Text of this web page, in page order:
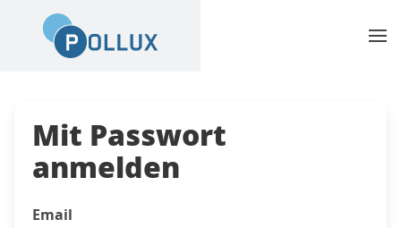
Mit Passwort
anmelden
Email